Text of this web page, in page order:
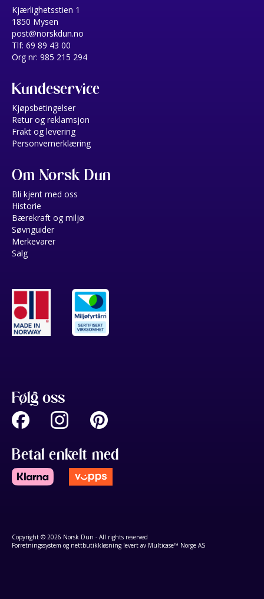
Kjærlighetsstien 1
1850 Mysen
post@norskdun.no
Tlf: 69 89 43 00
Org nr: 985 215 294
Kundeservice
Kjøpsbetingelser
Retur og reklamsjon
Frakt og levering
Personvernerklæring
Om Norsk Dun
Bli kjent med oss
Historie
Bærekraft og miljø
Søvnguider
Merkevarer
Salg
Følg oss
Betal enkelt med
Copyright © 2026 Norsk Dun - All rights reserved
Forretningssystem og nettbutikkløsning levert av Multicase™ Norge AS